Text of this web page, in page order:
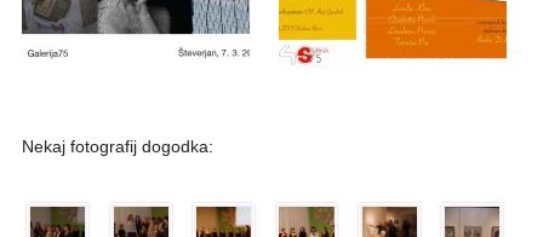
Nekaj fotografij dogodka: